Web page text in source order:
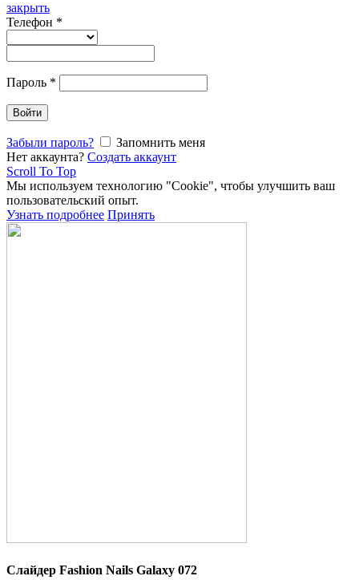
закрыть
Телефон *
Пароль *
Войти
Забыли пароль?
Запомнить меня
Нет аккаунта? Создать аккаунт
Scroll To Top
Мы используем технологию "Cookie", чтобы улучшить ваш
пользовательский опыт.
Узнать подробнее Принять
Слайдер Fashion Nails Galaxy 072